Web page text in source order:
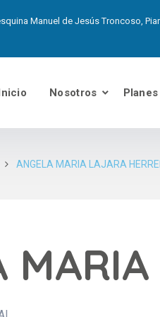
Manuel de Jesús Troncoso,
Nosotros Planes
ANGELA MARIA LAJARA